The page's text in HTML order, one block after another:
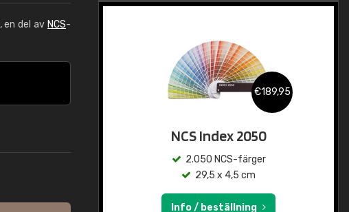
, en del av NCS-
€189,95
NCS Index 2050
2.050 NCS-färger
29,5 x 4,5 cm
Info / beställning